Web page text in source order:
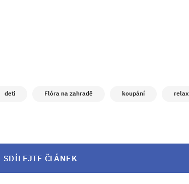
deti Flóra na zahradě koupání relax
SDÍLEJTE ČLÁNEK